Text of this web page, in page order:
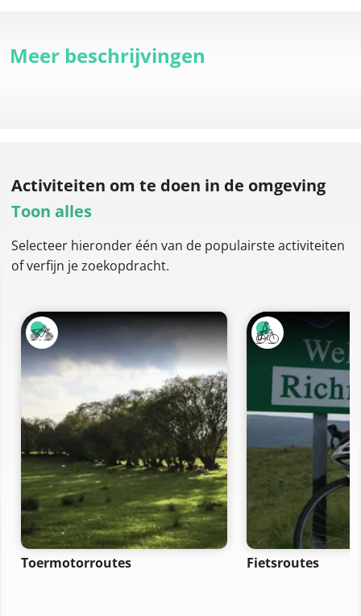
Meer beschrijvingen
Activiteiten om te doen in de omgeving
Toon alles
Selecteer hieronder één van de populairste activiteiten
of verfijn je zoekopdracht.
Toermotorroutes Fietsroutes